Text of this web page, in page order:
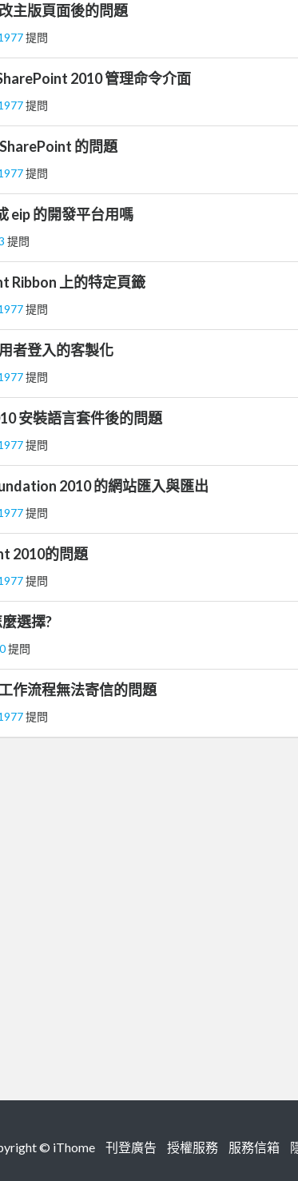
主版頁面後的問題
提問
2010 管理命令介面
提問
的問題
提問
eip 的開發平台用嗎
提問
Ribbon 上的特定頁籤
提問
者登入的客製化
提問
安裝語言套件後的問題
提問
2010 的網站匯入與匯出
提問
2010的問題
提問
選擇?
提問
作流程無法寄信的問題
提問
© iThome 刊登廣告 授權服務 服務信箱